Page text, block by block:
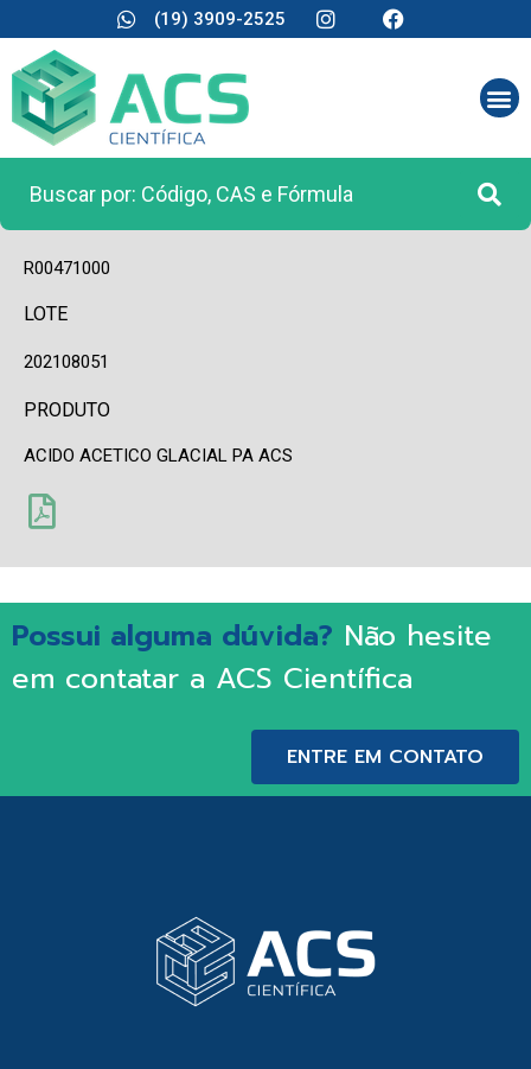
(19) 3909-2525
R00471000
LOTE
202108051
PRODUTO
ACIDO ACETICO GLACIAL PA ACS
Possui alguma dúvida? Não hesite
em contatar a ACS Científica
ENTRE EM CONTATO